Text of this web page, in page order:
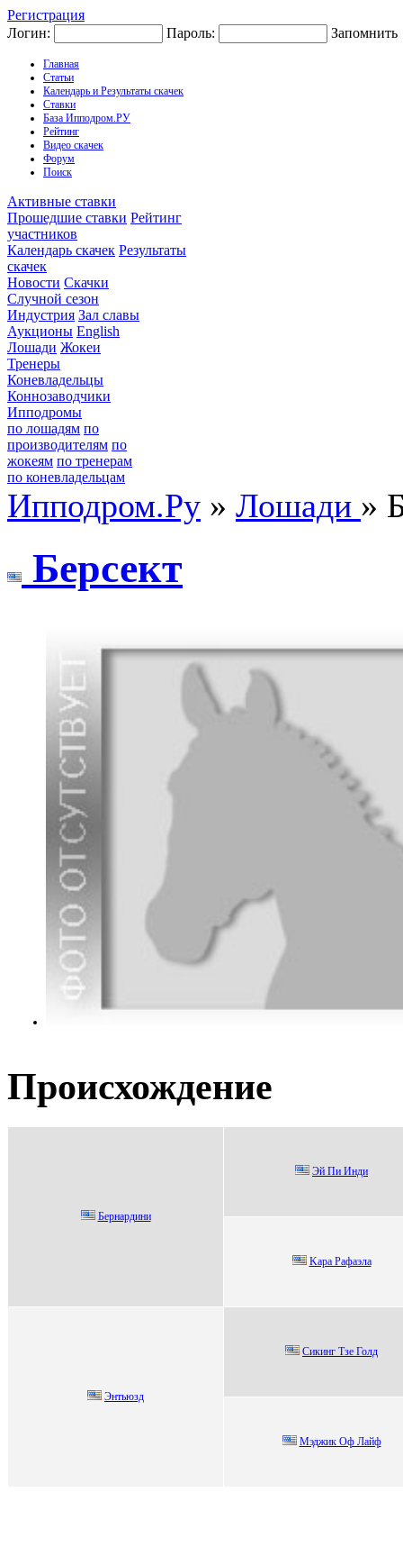
Регистрация
Логин:
Пароль: Запомнить
Главная
Статьи
Календарь и Результаты скачек
Ставки
База Ипподром.РУ
Рейтинг
Видео скачек
Форум
Поиск
Активные ставки
Прошедшие ставки Рейтинг
участников
Календарь скачек Результаты
скачек
Новости Скачки
Случной сезон
Индустрия Зал славы
Аукционы English
Лошади Жокеи
Тренеры
Коневладельцы
Коннозаводчики
Ипподромы
по лошадям по
производителям по
жокеям по тренерам
по коневладельцам
Ипподром.Ру » Лошади »
Беpсект
Происхождение
Беpнаpдини
Эй Пи Инди
Kара Рафаэла
Энтьюзд
Cикинг Тзе Голд
Mэджик Oф Лaйф